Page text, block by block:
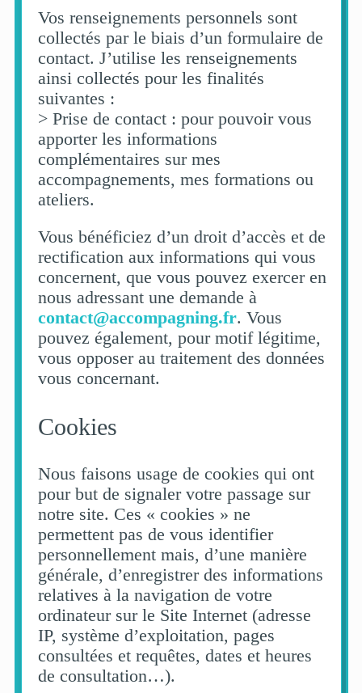
Vos renseignements personnels sont
collectés par le biais d’un formulaire de
contact. J’utilise les renseignements
ainsi collectés pour les finalités
suivantes :
> Prise de contact : pour pouvoir vous
apporter les informations
complémentaires sur mes
accompagnements, mes formations ou
ateliers.
Vous bénéficiez d’un droit d’accès et de
rectification aux informations qui vous
concernent, que vous pouvez exercer en
nous adressant une demande à
contact@accompagning.fr. Vous
pouvez également, pour motif légitime,
vous opposer au traitement des données
vous concernant.
Cookies
Nous faisons usage de cookies qui ont
pour but de signaler votre passage sur
notre site. Ces « cookies » ne
permettent pas de vous identifier
personnellement mais, d’une manière
générale, d’enregistrer des informations
relatives à la navigation de votre
ordinateur sur le Site Internet (adresse
IP, système d’exploitation, pages
consultées et requêtes, dates et heures
de consultation…).